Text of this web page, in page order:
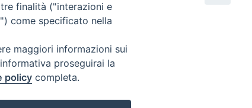
INVIA
finalità ("interazioni e
come specificato nella
maggiori informazioni sui
proseguirai la
policy completa.